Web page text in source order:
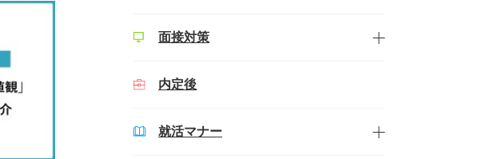
面接対策
内定後
就活マナー